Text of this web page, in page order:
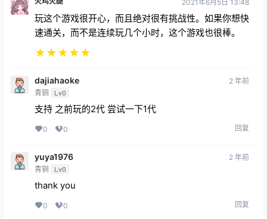
2021年6月5日 13:48
玩这个游戏很开心，而且绝对很有挑战性。如果你想快
速通关，而不是连续玩几个小时，这个游戏也很棒。
★★★★★
dajiahaoke
青铜 Lv0
2 年前
支持 之前玩的2代 尝试一下1代
0 0 回复
yuya1976
青铜 Lv0
2 年前
thank you
0 0 回复